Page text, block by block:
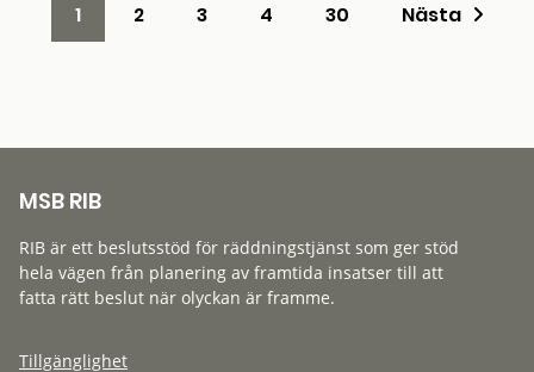
1 2 3 4 30 Nästa
MSB RIB
RIB är ett beslutsstöd för räddningstjänst som ger stöd
hela vägen från planering av framtida insatser till att
fatta rätt beslut när olyckan är framme.
Tillgänglighet